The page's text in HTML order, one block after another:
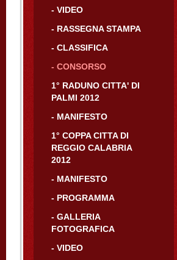
- VIDEO
- RASSEGNA STAMPA
- CLASSIFICA
- CONSORSO
1° RADUNO CITTA' DI
PALMI 2012
- MANIFESTO
1° COPPA CITTA DI
REGGIO CALABRIA
2012
- MANIFESTO
- PROGRAMMA
- GALLERIA
FOTOGRAFICA
- VIDEO